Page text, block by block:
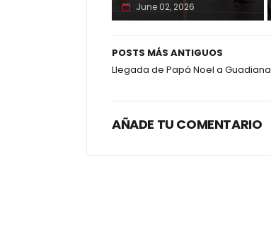
June 02, 2026
POSTS MÁS ANTIGUOS
Llegada de Papá Noel a Guadiana
AÑADE TU COMENTARIO